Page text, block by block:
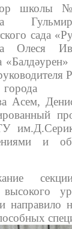
школы
сада
Олеся
Асем,
и
направило